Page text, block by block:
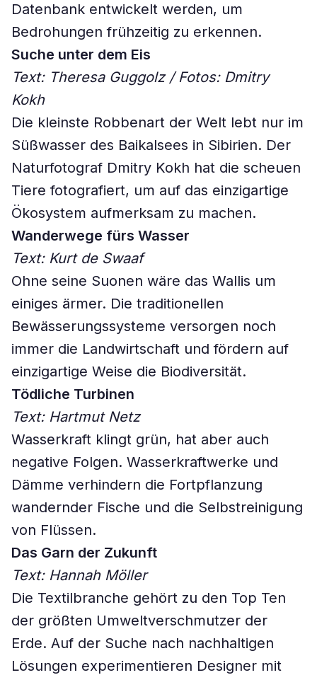
Datenbank entwickelt werden, um
Bedrohungen frühzeitig zu erkennen.
Suche unter dem Eis
Text: Theresa Guggolz / Fotos: Dmitry
Kokh
Die kleinste Robbenart der Welt lebt nur im
Süßwasser des Baikalsees in Sibirien. Der
Naturfotograf Dmitry Kokh hat die scheuen
Tiere fotografiert, um auf das einzigartige
Ökosystem aufmerksam zu machen.
Wanderwege fürs Wasser
Text: Kurt de Swaaf
Ohne seine Suonen wäre das Wallis um
einiges ärmer. Die traditionellen
Bewässerungssysteme versorgen noch
immer die Landwirtschaft und fördern auf
einzigartige Weise die Biodiversität.
Tödliche Turbinen
Text: Hartmut Netz
Wasserkraft klingt grün, hat aber auch
negative Folgen. Wasserkraftwerke und
Dämme verhindern die Fortpflanzung
wandernder Fische und die Selbstreinigung
von Flüssen.
Das Garn der Zukunft
Text: Hannah Möller
Die Textilbranche gehört zu den Top Ten
der größten Umweltverschmutzer der
Erde. Auf der Suche nach nachhaltigen
Lösungen experimentieren Designer mit